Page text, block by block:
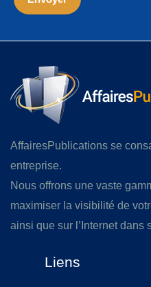
AffairesPublications se
entreprise.
Nous offrons une vaste
maximiser la visibilité de
ainsi que sur l’Internet dans
Liens